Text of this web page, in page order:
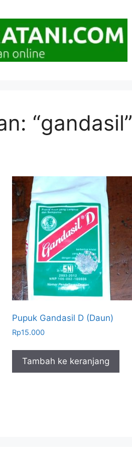
“gandasil”
Pupuk Gandasil D (Daun)
Rp15.000
Tambah ke keranjang